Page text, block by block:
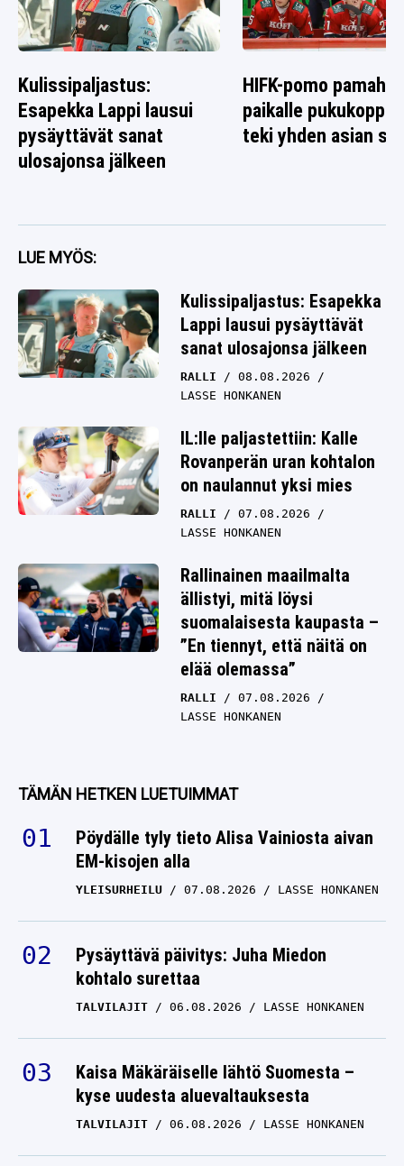
Kulissipaljastus:
Esapekka Lappi lausui
pysäyttävät sanat
ulosajonsa jälkeen
HIFK-pomo pamahti
paikalle
teki yhden asian
LUE MYÖS:
Kulissipaljastus: Esapekka
Lappi lausui pysäyttävät
sanat ulosajonsa jälkeen
RALLI
08.08.2026
LASSE HONKANEN
IL:lle paljastettiin: Kalle
Rovanperän uran kohtalon
on naulannut yksi mies
RALLI
07.08.2026
LASSE HONKANEN
Rallinainen maailmalta
ällistyi, mitä löysi
suomalaisesta kaupasta –
”En tiennyt, että näitä on
elää olemassa”
RALLI
07.08.2026
LASSE HONKANEN
TÄMÄN HETKEN LUETUIMMAT
Pöydälle tyly tieto Alisa Vainiosta aivan
EM-kisojen alla
YLEISURHEILU 07.08.2026 LASSE HONKANEN
Pysäyttävä päivitys: Juha Miedon
kohtalo surettaa
TALVILAJIT 06.08.2026 LASSE HONKANEN
Kaisa Mäkäräiselle lähtö Suomesta –
kyse uudesta aluevaltauksesta
TALVILAJIT 06.08.2026 LASSE HONKANEN